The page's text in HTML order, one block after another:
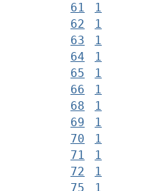
61
1
62
1
63
1
64
1
65
1
66
1
68
1
69
1
70
1
71
1
72
1
75
1